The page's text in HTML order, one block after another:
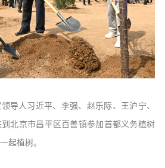
人习近平、李强、赵乐际、王沪宁、
北京市昌平区百善镇参加首都义务植树
起植树。